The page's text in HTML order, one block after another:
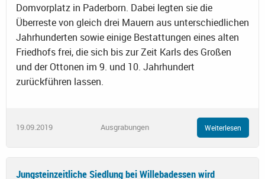
Domvorplatz in Paderborn. Dabei legten sie die
Überreste von gleich drei Mauern aus unterschiedlichen
Jahrhunderten sowie einige Bestattungen eines alten
Friedhofs frei, die sich bis zur Zeit Karls des Großen
und der Ottonen im 9. und 10. Jahrhundert
zurückführen lassen.
19.09.2019 Ausgrabungen Weiterlesen
Jungsteinzeitliche Siedlung bei Willebadessen wird